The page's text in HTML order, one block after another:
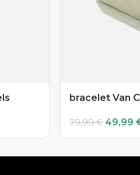
bracelet Van
79,99€ 49,99